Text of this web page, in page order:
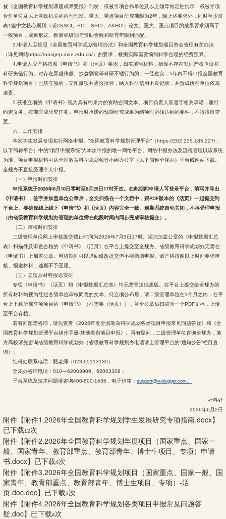
被《全国教育科学规划课题成果要报》刊发、或被专项合作单位及以上领导肯定性批示、或被专项
合作单位及以上党政机关的内刊刊发。重大、重点项目研究期限为2年，除上述要求外，同时至少发
表1篇中文核心期刊（或CSSCI、SCI、SSCI、A&HCI）论文。重大、重点项目的成果要求须高于
一般项目，成果形式、数量和级别与资助金额和研究年限相匹配。
3.申请人应按照《全国教育科学规划管理办法》和全国教育科学规划项目资金管理有关办法
（详见网站https://onsgep.moe.edu.cn/）的要求，根据实际需要编制科学合理的经费预算。
4.申请人应严格按照《申请书》和《活页》要求，如实填写材料，确保不存在知识产权争议和
科研失信行为。对存在弄虚作假、抄袭剽窃等科研不端行为的，一经查实，5年内不得申报全国教育
科学规划项目；已获立项的，立即撤项并通报批评，纳入科研信用不良记录，并责成所在单位依规
追责。
5.获准立项的《申请书》视为具有约束力的资助合同文本。项目负责人应遵守相关承诺，履行
约定义务，按期完成研究任务。申报时承诺的预期研究成果为结项时必须达到的要件，不得擅自变
更。
六、工作安排
本次学生发展专项实行网络申报。“全国教育科学规划管理平台”（https://202.205.185.227/，
以下简称平台）中的“项目申报系统”为本次申报的唯一网络平台。网络申报办法及流程管理以该系统
为准。项目申报材料可从全国教育科学规划领导小组办公室（以下简称全规办）平台或网站下载。
全规办不直接受理个人申报。
（一）申报时间安排
申报系统于2026年6月10日零时至6月25日17时开放。在此期间申请人可登录平台，填写并导出
《申请书》，签字并加盖单位公章后，全文扫描在一个文档中，跟PDF版本的《活页》一起提交到
平台上。要确保线上线下《申请书》和《活页》内容完全一致。逾期系统自动关闭，不再受理申报
（由省级教育科学规划办管理的单位需在此段时间内同步完成审核提交）。
（二）审核时间安排
二级管理单位网上审核提交截止时间为2026年7月3日17时。须把加盖公章的《申报数据汇总
表》扫描件及审查合格的《申请书》《活页》在平台上提交至全规办。省级教育科学规划办无需在
《申请书》上加盖公章。审核期间可以退回修改提交但不能新增申报。请严格按照以上时间要求审
核、报送材料，逾期不予受理。
（三）立项后材料报送安排
专项《申请书》《活页》和《申报数据汇总表》均无需寄送纸质版。在平台上提交给全规办的
所有材料均视为经过各级单位审核同意的文本。待立项公布后，请二级管理单位在1个月之内，在平
台上下载所属立项项目的《申请书》（不需要《活页》），补全公章后扫描为一个PDF文档，上传
至平台存档。
若有问题需咨询，请先查看《2026年度全国教育科学规划各类项目申报常见问题答疑》和《全
国教育科学规划管理平台操作手册-其他类别项目申报》。再有疑问，二级管理单位咨询全规办，地
方高校请先咨询省级教育科学规划办（省级教育科学规划办电话请上管理平台的“通知公告”栏目查
询）。
社科处联系电话：甄老师（023-65113130）
全规办咨询电话：010—62003909、62003308；
平台系统及技术问题请咨询400-800-1636，电子信箱：support@e-plugger.com。
社科处
2026年6月2日
附件【附件1.2026年全国教育科学规划学生发展研究专项指南.docx】
已下载12次
附件【附件2.2026年全国教育科学规划年度项目（国家重点、国家一
般、国家青年、教育部重点、教育部青年、博士生项目、专项）申请
书.docx】已下载4次
附件【附件3.2026年全国教育科学规划项目（国家重点、国家一般、国
家青年、教育部重点、教育部青年、博士生项目、专项）-活
页.doc.doc】已下载3次
附件【附件4.2026年全国教育科学规划各类项目申报常见问题答
疑.doc】已下载4次